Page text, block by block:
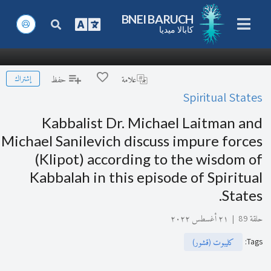
BNEI BARUCH
كابالا ميديا
علامة حفظ إشتراك
Spiritual States
Kabbalist Dr. Michael Laitman and
Michael Sanilevich discuss impure forces
(Klipot) according to the wisdom of
Kabbalah in this episode of Spiritual
States.
حلقة 89 | ٢١ أغسطس ٢٠٢٢
Tags
: كليبوت (قشور)